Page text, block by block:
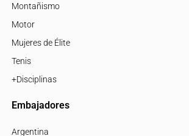
Montañismo
Motor
Mujeres de Élite
Tenis
+Disciplinas
Embajadores
Argentina